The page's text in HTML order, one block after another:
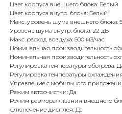
Цвет корпуса внешнего блока: Белый
Цвет корпуса внутр. блока: Белый
Макс. уровень шума внешнего блока:
Уровень шума внутр. блока: 22 дБ
Макс. расход воздуха: 500 м3/час
Номинальная производительность
Номинальная производительность
Регулировка температуры обогрева:
Регулировка температуры
Управление c мобильного
Режим автоочистки: Да
Режим размораживания внешнего
Отключение дисплея: Да